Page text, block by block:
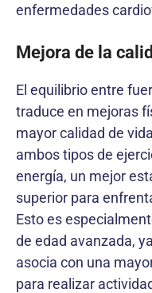
enfermedades
Mejora de la
El equilibrio entre
traduce en mejoras
mayor calidad de
ambos tipos de
energía, un mejor
superior para
Esto es
de edad avanzada,
asocia con una
para realizar